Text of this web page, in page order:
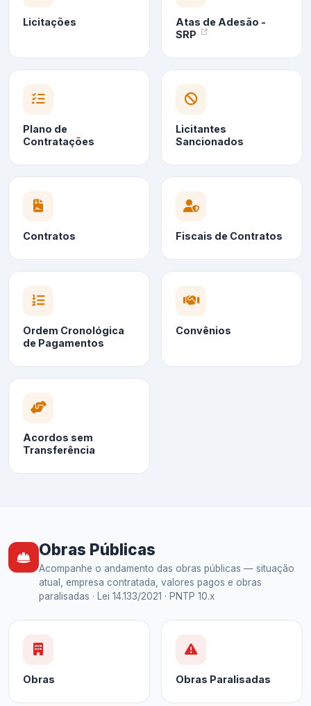
Licitações
Atas de Adesão -
SRP
Plano de
Contratações
Licitantes
Sancionados
Contratos Fiscais de Contratos
Ordem Cronológica
de Pagamentos
Convênios
Acordos sem
Transferência
Obras Públicas
Acompanhe o andamento das obras públicas — situação
atual, empresa contratada, valores pagos e obras
paralisadas · Lei 14.133/2021 · PNTP 10.x
Obras Obras Paralisadas